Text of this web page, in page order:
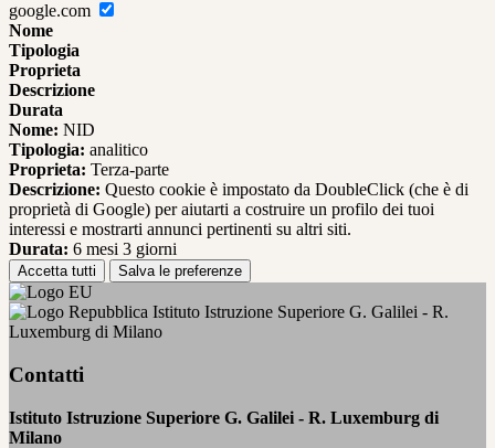
google.com
Nome
Tipologia
Proprieta
Descrizione
Durata
Nome: NID
Tipologia: analitico
Proprieta: Terza-parte
Descrizione: Questo cookie è impostato da DoubleClick (che è di
proprietà di Google) per aiutarti a costruire un profilo dei tuoi
interessi e mostrarti annunci pertinenti su altri siti.
Durata: 6 mesi 3 giorni
Accetta tutti Salva le preferenze
Istituto Istruzione Superiore G. Galilei - R.
Luxemburg di Milano
Contatti
Istituto Istruzione Superiore G. Galilei - R. Luxemburg di
Milano